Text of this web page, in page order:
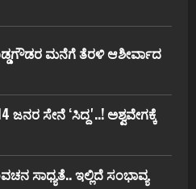
ಮನೆಗೆ ತೆರಳಿ ಆಶೀರ್ವಾದ
ಸೇನೆ ʻಸಿದ್ದʼ..! ಅಶ್ವವೇಗಕ್ಕೆ
ಸಾಧ್ಯತೆ.. ಇಲ್ಲಿದೆ ಸಂಭಾವ್ಯ